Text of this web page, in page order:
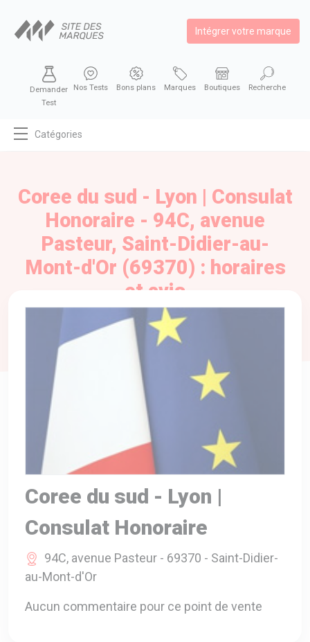
Intégrer votre marque
Demander
Test
Nos Tests Bons plans Marques Boutiques Recherche
Catégories
A VOTRE SERVICE
BIO & ENVIRONNEMENT
ENTREPRISE
ANIMAUX
CATALOGUES
Coree du sud - Lyon | Consulat
Honoraire - 94C, avenue
Pasteur, Saint-Didier-au-
Mont-d'Or (69370) : horaires
et avis
Coree du sud - Lyon |
Consulat Honoraire
94C, avenue Pasteur - 69370 - Saint-Didier-
au-Mont-d'Or
Aucun commentaire pour ce point de vente